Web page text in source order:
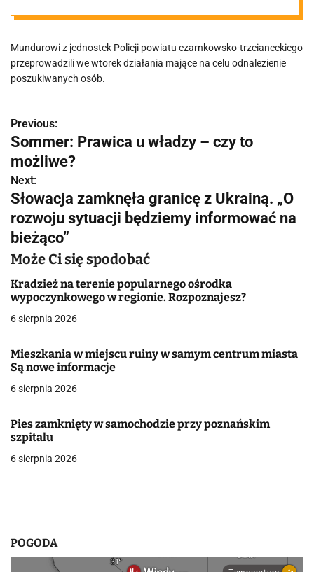
osoby.
Ukrywały się
wymiarem
sprawiedliwośc
i
Mundurowi z jednostek Policji powiatu czarnkowsko-trzcianeckiego
przeprowadzili we wtorek działania mające na celu odnalezienie
poszukiwanych osób.
N
a
w
i
g
a
c
j
w
p
i
s
Previous:
Sommer: Prawica u władzy – czy to
możliwe?
Next:
Słowacja zamknęła granicę z Ukrainą. „O
rozwoju sytuacji będziemy informować na
bieżąco”
Może Ci się spodobać
Kradzież na terenie popularnego ośrodka
wypoczynkowego w regionie. Rozpoznajesz?
6 sierpnia 2026
Mieszkania w miejscu ruiny w samym centrum miasta
Są nowe informacje
6 sierpnia 2026
Pies zamknięty w samochodzie przy poznańskim
szpitalu
6 sierpnia 2026
POGODA